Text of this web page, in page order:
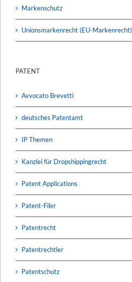
Markenschutz
Unionsmarkenrecht (EU-Markenrecht)
PATENT
Avvocato Brevetti
deutsches Patentamt
IP Themen
Kanzlei für Dropshippingrecht
Patent Applications
Patent-Filer
Patentrecht
Patentrechtler
Patentschutz